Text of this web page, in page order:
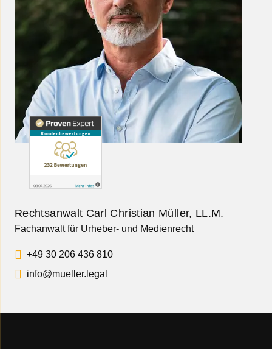
Rechtsanwalt Carl Christian Müller, LL.M.
Fachanwalt für Urheber- und Medienrecht
+49 30 206 436 810
info@mueller.legal